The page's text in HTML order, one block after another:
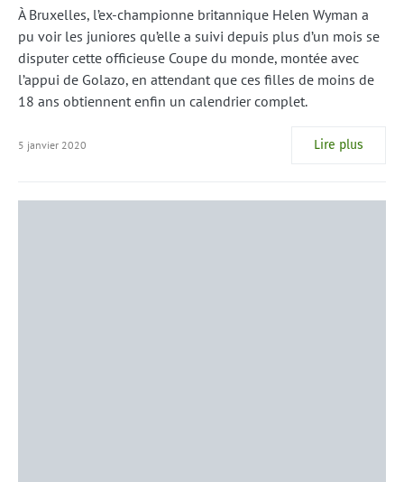
À Bruxelles, l’ex-championne britannique Helen Wyman a
pu voir les juniores qu’elle a suivi depuis plus d’un mois se
disputer cette officieuse Coupe du monde, montée avec
l’appui de Golazo, en attendant que ces filles de moins de
18 ans obtiennent enfin un calendrier complet.
5 janvier 2020 Lire plus